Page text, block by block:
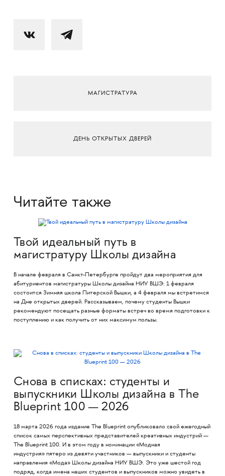
МАГИСТРАТУРА
ДЕНЬ ОТКРЫТЫХ ДВЕРЕЙ
Читайте также
Твой идеальный путь в
магистратуру Школы дизайна
В начале февраля в Санкт-Петербурге пройдут два мероприятия для
абитуриентов магистратуры Школы дизайна НИУ ВШЭ: 1 февраля
состоится Зимняя школа Питерской Вышки, а 4 февраля мы встретимся
на Дне открытых дверей. Рассказываем, почему студенты Вышки
рекомендуют посещать разные форматы встреч во время подготовки к
поступлению и как получить от них максимум пользы.
Снова в списках: студенты и
выпускники Школы дизайна в The
Blueprint 100 — 2026
18 марта 2026 года издание The Blueprint опубликовало свой ежегодный
список самых перспективных представителей креативных индустрий —
The Blueprint 100. И в этом году в номинации «Модная
индустрия» пятеро из девяти участников — выпускники и студенты
направления «Мода» Школы дизайна НИУ ВШЭ. Это уже шестой год
подряд, когда имена наших студентов и выпускников можно увидеть в